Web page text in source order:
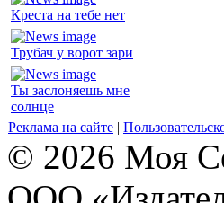
Креста на тебе нет
Трубач у ворот зари
Ты заслоняешь мне
солнце
Реклама на сайте |
© 2026 Моя